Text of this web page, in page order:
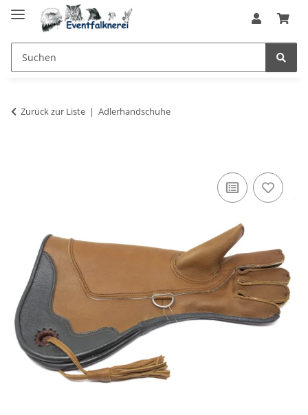
Zurück zur Liste Adlerhandschuhe